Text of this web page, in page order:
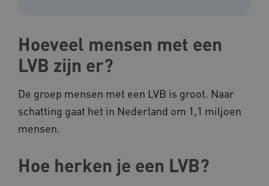
Hoeveel mensen met een
LVB zijn er?
De groep mensen met een LVB is groot. Naar
schatting gaat het in Nederland om 1,1 miljoen
mensen.
Hoe herken je een LVB?